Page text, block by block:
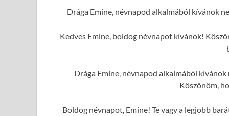
Drága Emine, névnapod alkalmából kívánok
Kedves Emine, boldog névnapot kívánok!
Drága Emine, névnapod alkalmából
Köszönöm,
Boldog névnapot, Emine! Te vagy a legjobb